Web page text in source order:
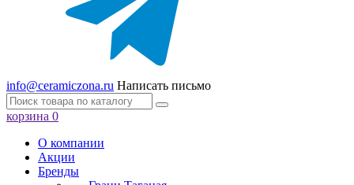
info@ceramiczona.ru Написать письмо
корзина 0
О компании
Акции
Бренды